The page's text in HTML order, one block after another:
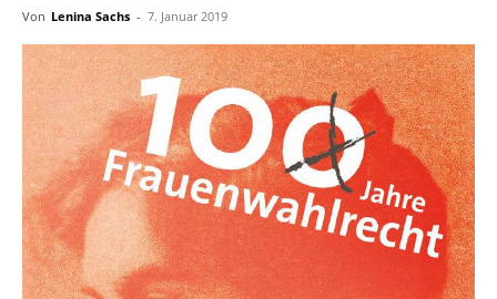
Von Lenina Sachs - 7. Januar 2019